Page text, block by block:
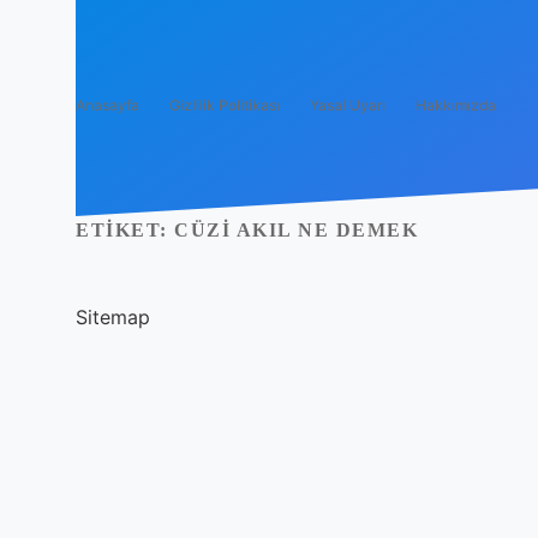
Anasayfa Gizlilik Politikası Yasal Uyarı Hakkımızda
ETIKET: CÜZI AKIL NE DEMEK
Sitemap